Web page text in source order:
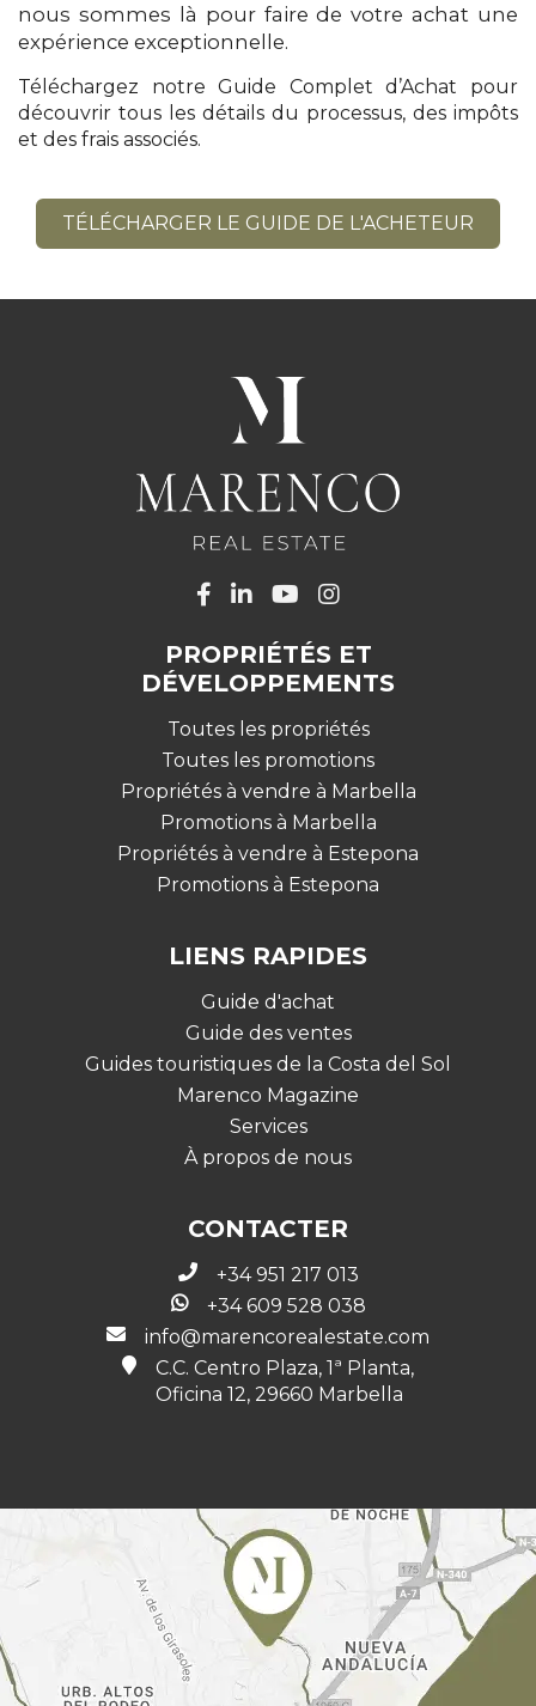
nous sommes là pour faire de votre achat une
expérience exceptionnelle.
Téléchargez notre Guide Complet d’Achat pour
découvrir tous les détails du processus, des impôts
et des frais associés.
TÉLÉCHARGER LE GUIDE DE L'ACHETEUR
PROPRIÉTÉS ET
DÉVELOPPEMENTS
Toutes les propriétés
Toutes les promotions
Propriétés à vendre à Marbella
Promotions à Marbella
Propriétés à vendre à Estepona
Promotions à Estepona
LIENS RAPIDES
Guide d'achat
Guide des ventes
Guides touristiques de la Costa del Sol
Marenco Magazine
Services
À propos de nous
CONTACTER
+34 951 217 013
+34 609 528 038
info@marencorealestate.com
C.C. Centro Plaza, 1ª Planta,
Oficina 12, 29660 Marbella